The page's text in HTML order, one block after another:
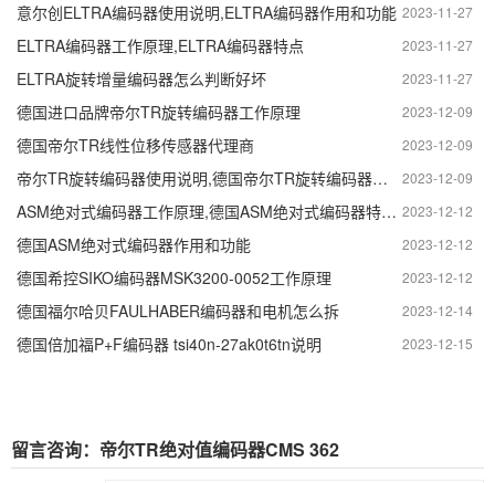
2023-11-27
意尔创ELTRA编码器使用说明,ELTRA编码器作用和功能
2023-11-27
ELTRA编码器工作原理,ELTRA编码器特点
2023-11-27
ELTRA旋转增量编码器怎么判断好坏
2023-12-09
德国进口品牌帝尔TR旋转编码器工作原理
2023-12-09
德国帝尔TR线性位移传感器代理商
2023-12-09
帝尔TR旋转编码器使用说明,德国帝尔TR旋转编码器型号怎么看
2023-12-12
ASM绝对式编码器工作原理,德国ASM绝对式编码器特点和优势
2023-12-12
德国ASM绝对式编码器作用和功能
2023-12-12
德国希控SIKO编码器MSK3200-0052工作原理
2023-12-14
德国福尔哈贝FAULHABER编码器和电机怎么拆
2023-12-15
德国倍加福P+F编码器 tsi40n-27ak0t6tn说明
留言咨询：帝尔TR绝对值编码器CMS 362